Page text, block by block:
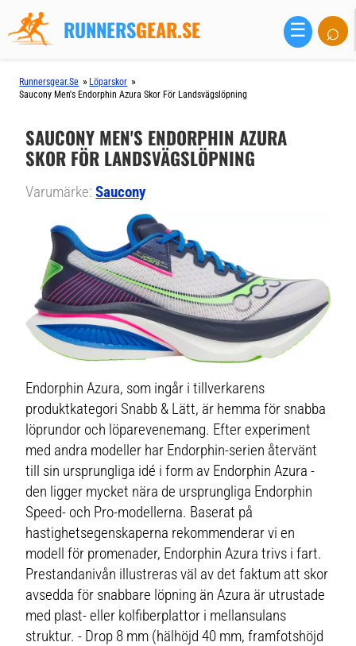
RUNNERSGEAR.SE ☰ ⌕
Runnersgear.se » Löparskor »
Saucony Men's Endorphin Azura Skor För Landsvägslöpning
SAUCONY MEN'S ENDORPHIN AZURA
SKOR FÖR LANDSVÄGSLÖPNING
Varumärke:Saucony
Endorphin Azura, som ingår i tillverkarens
produktkategori Snabb & Lätt, är hemma för snabba
löprundor och löparevenemang. Efter experiment
med andra modeller har Endorphin-serien återvänt
till sin ursprungliga idé i form av Endorphin Azura -
den ligger mycket nära de ursprungliga Endorphin
Speed- och Pro-modellerna. Baserat på
hastighetsegenskaperna rekommenderar vi en
modell för promenader, Endorphin Azura trivs i fart.
Prestandanivån illustreras väl av det faktum att skor
avsedda för snabbare löpning än Azura är utrustade
med plast- eller kolfiberplattor i mellansulans
struktur. - Drop 8 mm (hälhöjd 40 mm, framfotshöjd